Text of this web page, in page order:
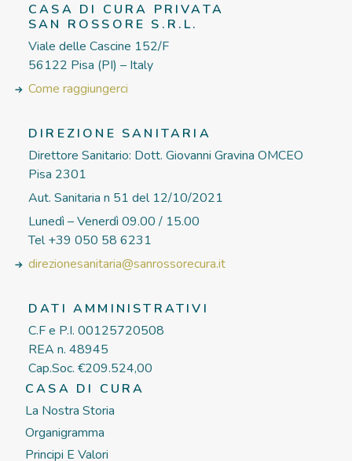
CASA DI CURA PRIVATA
SAN ROSSORE S.R.L.
Viale delle Cascine 152/F
56122 Pisa (PI) – Italy
Come raggiungerci
DIREZIONE SANITARIA
Direttore Sanitario: Dott. Giovanni Gravina OMCEO
Pisa 2301
Aut. Sanitaria n 51 del 12/10/2021
Lunedì – Venerdì 09.00 / 15.00
Tel +39 050 58 6231
direzionesanitaria@sanrossorecura.it
DATI AMMINISTRATIVI
C.F e P.I. 00125720508
REA n. 48945
Cap.Soc. €209.524,00
CASA DI CURA
La Nostra Storia
Organigramma
Principi E Valori